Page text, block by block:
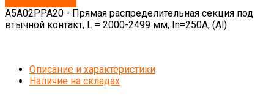
А5А02РРА20 - Прямая распределительная секция под
втычной контакт, L = 2000-2499 мм, In=250A, (Al)
Описание и характеристики
Наличие на складах